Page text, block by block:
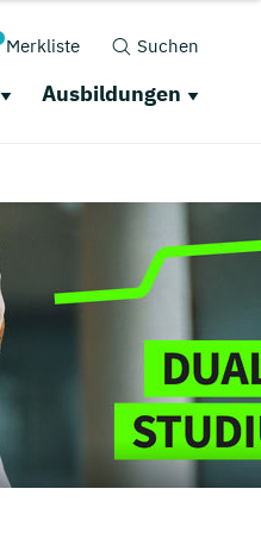
Merkliste Suchen
Ausbildungen